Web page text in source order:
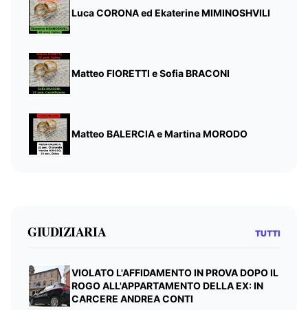
Luca CORONA ed Ekaterine MIMINOSHVILI
Matteo FIORETTI e Sofia BRACONI
Matteo BALERCIA e Martina MORODO
GIUDIZIARIA TUTTI
VIOLATO L'AFFIDAMENTO IN PROVA DOPO IL
ROGO ALL'APPARTAMENTO DELLA EX: IN
CARCERE ANDREA CONTI